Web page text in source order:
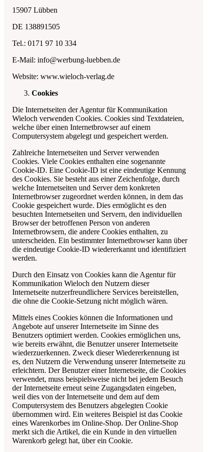
15907 Lübben
DE 138891505
Tel.: 0171 97 10 334
E-Mail: info@werbung-luebben.de
Website: www.wieloch-verlag.de
Cookies
Die Internetseiten derAgentur für Kommunikation
Wieloch verwenden Cookies. Cookies sind Textdateien,
welche über einen Internetbrowser auf einem
Computersystem abgelegt und gespeichert werden.
Zahlreiche Internetseiten und Server verwenden
Cookies. Viele Cookies enthalten eine sogenannte
Cookie-ID. Eine Cookie-ID ist eine eindeutige Kennung
des Cookies. Sie besteht aus einer Zeichenfolge, durch
welche Internetseiten und Server dem konkreten
Internetbrowser zugeordnet werden können, in dem das
Cookie gespeichert wurde. Dies ermöglicht es den
besuchten Internetseiten und Servern, den individuellen
Browser der betroffenen Person von anderen
Internetbrowsern, die andere Cookies enthalten, zu
unterscheiden. Ein bestimmter Internetbrowser kann über
die eindeutige Cookie-ID wiedererkannt und identifiziert
werden.
Durch den Einsatz von Cookies kann die Agentur für
Kommunikation Wieloch den Nutzern dieser
Internetseite nutzerfreundlichere Services bereitstellen,
die ohne die Cookie-Setzung nicht möglich wären.
Mittels eines Cookies können die Informationen und
Angebote auf unserer Internetseite im Sinne des
Benutzers optimiert werden. Cookies ermöglichen uns,
wie bereits erwähnt, die Benutzer unserer Internetseite
wiederzuerkennen. Zweck dieser Wiedererkennung ist
es, den Nutzern die Verwendung unserer Internetseite zu
erleichtern. Der Benutzer einer Internetseite, die Cookies
verwendet, muss beispielsweise nicht bei jedem Besuch
der Internetseite erneut seine Zugangsdaten eingeben,
weil dies von der Internetseite und dem auf dem
Computersystem des Benutzers abgelegten Cookie
übernommen wird. Ein weiteres Beispiel ist das Cookie
eines Warenkorbes im Online-Shop. Der Online-Shop
merkt sich die Artikel, die ein Kunde in den virtuellen
Warenkorb gelegt hat, über ein Cookie.